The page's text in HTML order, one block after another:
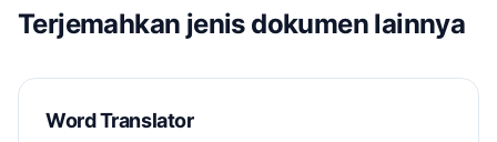
Terjemahkan jenis dokumen lainnya
Word Translator